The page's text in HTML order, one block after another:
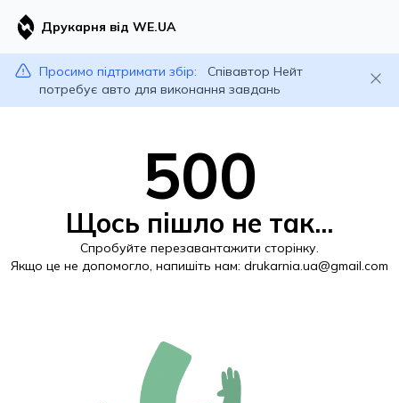
Друкарня від WE.UA
Просимо підтримати збір:
Співавтор Нейт
потребує авто для виконання завдань
500
Щось пішло не так...
Спробуйте перезавантажити сторінку.
Якщо це не допомогло, напишіть нам: drukarnia.ua@gmail.com